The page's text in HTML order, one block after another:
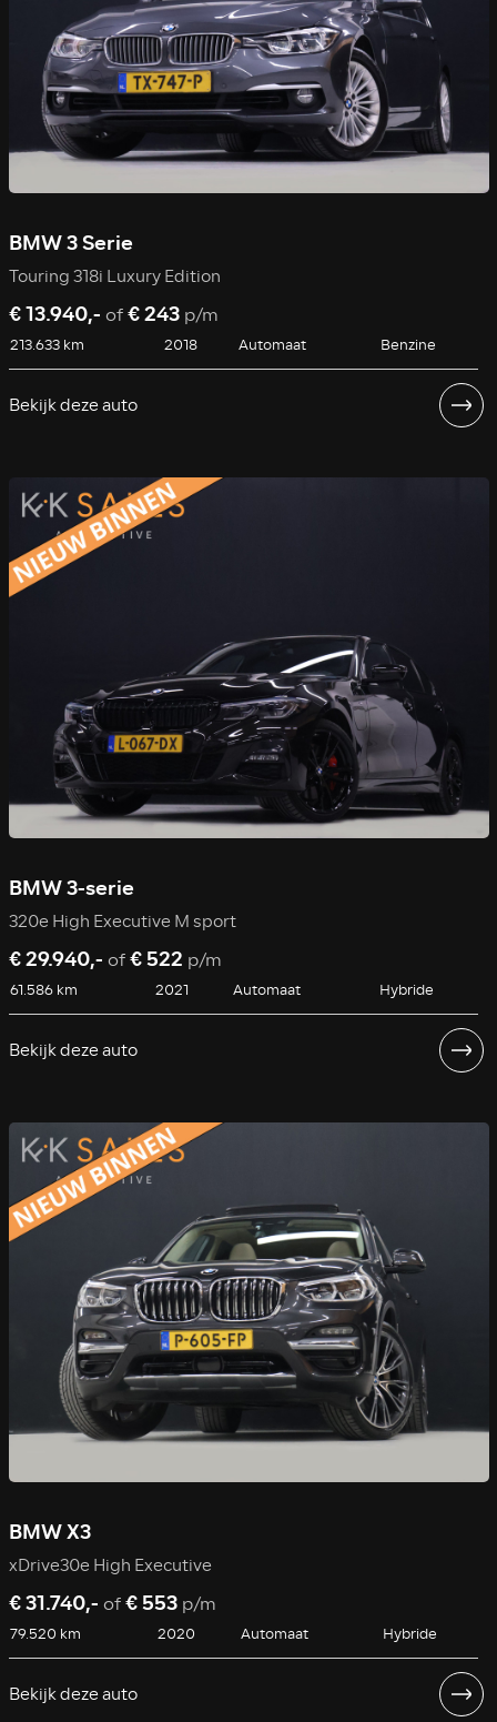
BMW 3 Serie
Touring 318i Luxury Edition
€ 13.940,- of€ 243 p/m
213.633 km 2018 Automaat Benzine
Bekijk deze auto
BMW 3-serie
320e High Executive M sport
€ 29.940,- of€ 522 p/m
61.586 km 2021 Automaat Hybride
Bekijk deze auto
BMW X3
xDrive30e High Executive
€ 31.740,- of€ 553 p/m
79.520 km 2020 Automaat Hybride
Bekijk deze auto